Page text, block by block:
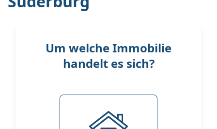
Um welche Immobilie
handelt es sich?